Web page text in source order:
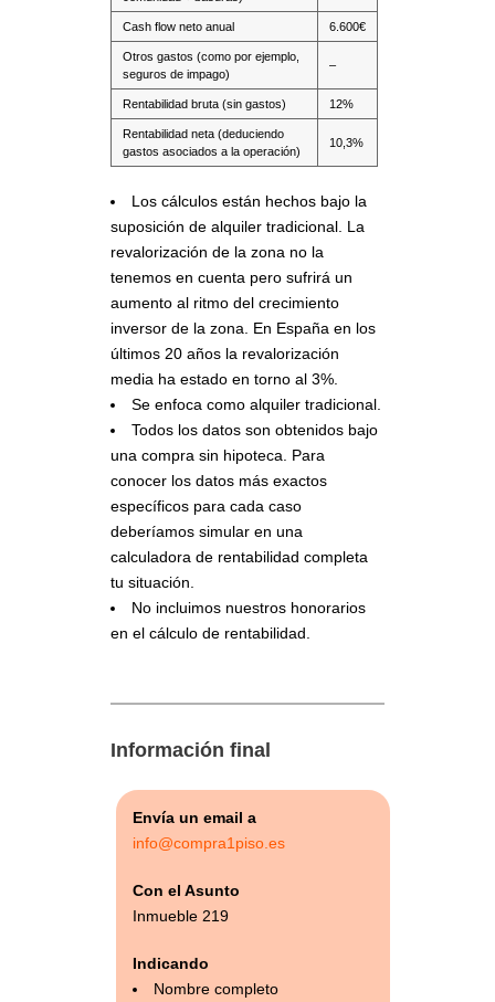
Cash flow neto anual 6.600€
Otros gastos (como por ejemplo,
seguros de impago)
–
Rentabilidad bruta (sin gastos) 12%
Rentabilidad neta (deduciendo
gastos asociados a la operación)
10,3%
Los cálculos están hechos bajo la
suposición de alquiler tradicional. La
revalorización de la zona no la
tenemos en cuenta pero sufrirá un
aumento al ritmo del crecimiento
inversor de la zona. En España en los
últimos 20 años la revalorización
media ha estado en torno al 3%.
Se enfoca como alquiler tradicional.
Todos los datos son obtenidos bajo
una compra sin hipoteca. Para
conocer los datos más exactos
específicos para cada caso
deberíamos simular en una
calculadora de rentabilidad completa
tu situación.
No incluimos nuestros honorarios
en el cálculo de rentabilidad.
Información final
Envía un email a
info@compra1piso.es
Con el Asunto
Inmueble 219
Indicando
Nombre completo